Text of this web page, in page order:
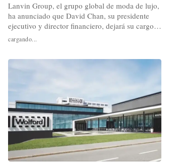
Lanvin Group, el grupo global de moda de lujo,
ha anunciado que David Chan, su presidente
ejecutivo y director financiero, dejará su cargo
con efecto a partir del 27 de octubre de 2025
para buscar nuevas oportunidades profesionales.
ha sido fundamental para fortalecer la base
cargando...